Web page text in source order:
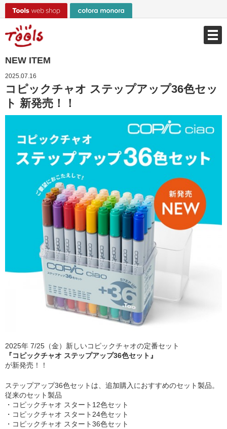
NEW ITEM
2025.07.16
コピックチャオ ステップアップ36色セッ
ト 新発売！！
2025年 7/25（金）新しいコピックチャオの定番セット
『コピックチャオ ステップアップ36色セット』
が新発売！！
ステップアップ36色セットは、追加購入におすすめのセット製品。
従来のセット製品
・コピックチャオ スタート12色セット
・コピックチャオ スタート24色セット
・コピックチャオ スタート36色セット